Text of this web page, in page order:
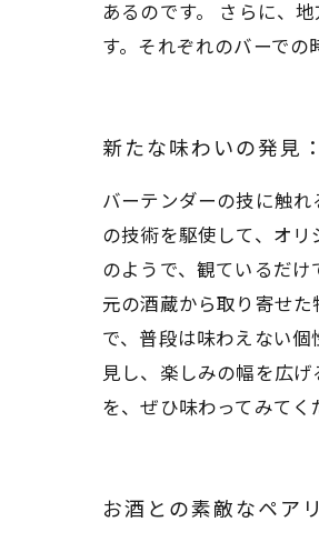
あるのです。 さらに、
す。それぞれのバーでの
新たな味わいの発見
バーテンダーの技に触
の技術を駆使して、オ
のようで、観ているだ
元の酒蔵から取り寄せ
で、普段は味わえない
見し、楽しみの幅を広
を、ぜひ味わってみてく
お酒との素敵なペア